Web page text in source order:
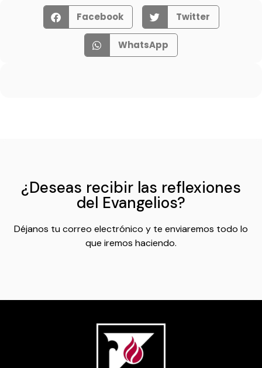
Facebook Twitter
WhatsApp
¿Deseas recibir las reflexiones
del Evangelios?
Déjanos tu correo electrónico y te enviaremos todo lo
que iremos haciendo.